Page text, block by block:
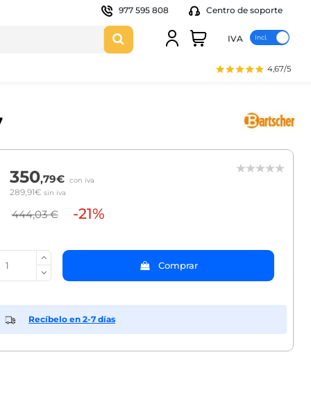
977 595 808 Centro de soporte
IVA
4,67/5
350,79€ con iva
289,91€ sin iva
444,03 € -21%
Comprar
Recíbelo en 2-7 días